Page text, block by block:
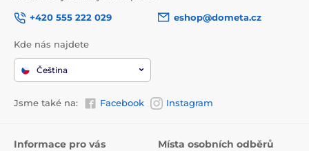
+420 555 222 029
eshop@dometa.cz
Kde nás najdete
Čeština
Jsme také na: Facebook Instagram
Informace pro vás Místa osobních odběrů